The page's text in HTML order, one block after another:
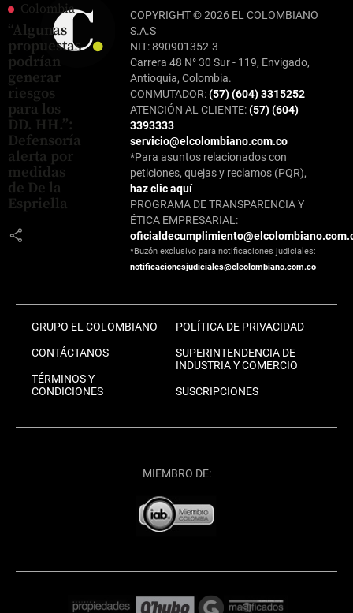
Colombia
“Algunas
propuestas
podrían
generar
riesgos
para los
DD. HH.”:
Defensoría
alerta por
medidas
de De la
Espriella
share
COPYRIGHT © 2026 EL COLOMBIANO
S.A.S
NIT: 890901352-3
Carrera 48 N° 30 Sur - 119, Envigado,
Antioquia, Colombia.
CONMUTADOR:(57) (604) 3315252
ATENCIÓN AL CLIENTE:(57) (604)
3393333
servicio@elcolombiano.com.co
*Para asuntos relacionados con
peticiones, quejas y reclamos (PQR),
haz clic aquí
PROGRAMA DE TRANSPARENCIA Y
ÉTICA EMPRESARIAL:
*Buzón exclusivo para notificaciones judiciales:
notificacionesjudiciales@elcolombiano.com.co
GRUPO EL COLOMBIANO
CONTÁCTANOS
TÉRMINOS Y
CONDICIONES
POLÍTICA DE PRIVACIDAD
SUPERINTENDENCIA DE
INDUSTRIA Y COMERCIO
SUSCRIPCIONES
MIEMBRO DE: